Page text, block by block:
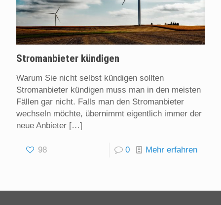
Stromanbieter kündigen
Warum Sie nicht selbst kündigen sollten
Stromanbieter kündigen muss man in den meisten
Fällen gar nicht. Falls man den Stromanbieter
wechseln möchte, übernimmt eigentlich immer der
neue Anbieter […]
98 0 Mehr erfahren